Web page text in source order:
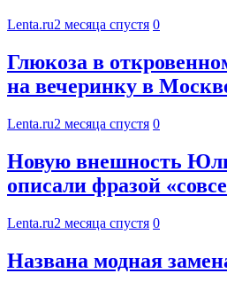
Lenta.ru2 месяца спустя 0
Глюкоза в
на вечеринку в
Lenta.ru2 месяца спустя 0
Новую внешность
описали фразой
Lenta.ru2 месяца спустя 0
Названа модная